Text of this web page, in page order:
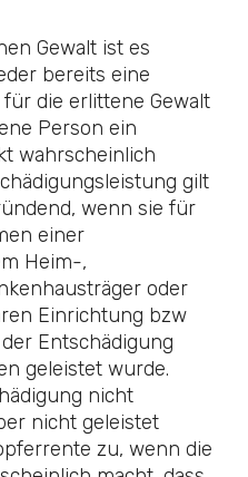
Gewalt ist es
bereits eine
die erlittene Gewalt
Person ein
wahrscheinlich
gilt
wenn sie für
einer
Heim-,
oder
Einrichtung bzw
Entschädigung
geleistet wurde.
nicht
nicht geleistet
zu, wenn die